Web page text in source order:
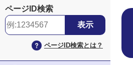
o
g
ス
ページID検索
ページID検索とは？
本